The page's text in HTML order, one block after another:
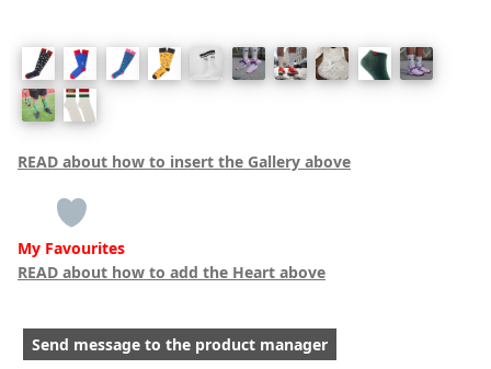
READ about how to insert the Gallery above
My Favourites
READ about how to add the Heart above
Send message to the product manager